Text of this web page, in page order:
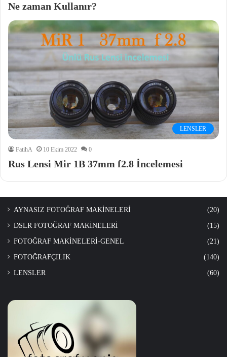
Ne zaman Kullanır?
LENSLER
FatihA 10 Ekim 2022 0
Rus Lensi Mir 1B 37mm f2.8 İncelemesi
AYNASIZ FOTOĞRAF MAKİNELERİ (20)
DSLR FOTOĞRAF MAKİNELERİ (15)
FOTOĞRAF MAKİNELERİ-GENEL (21)
FOTOĞRAFÇILIK (140)
LENSLER (60)